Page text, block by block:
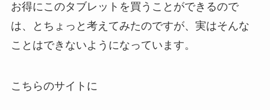
お得にこのタブレットを買うことができるので
は、とちょっと考えてみたのですが、実はそんな
ことはできないようになっています。
こちらのサイトに